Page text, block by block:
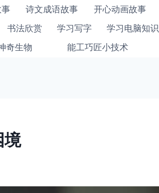
诗文成语故事 开心动画故事
书法欣赏 学习写字 学习电脑知识
奇生物 能工巧匠小技术
境